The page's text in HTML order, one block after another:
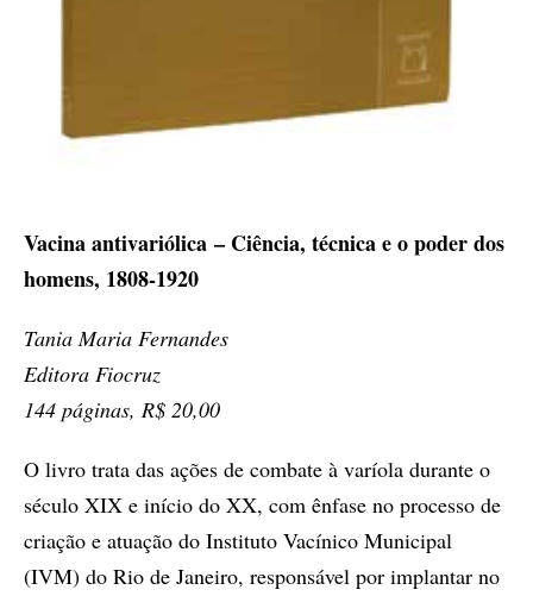
Vacina antivariólica – Ciência, técnica e o poder dos
homens, 1808-1920
Tania Maria Fernandes
Editora Fiocruz
144 páginas, R$ 20,00
O livro trata das ações de combate à varíola durante o
século XIX e início do XX, com ênfase no processo de
criação e atuação do Instituto Vacínico Municipal
(IVM) do Rio de Janeiro, responsável por implantar no